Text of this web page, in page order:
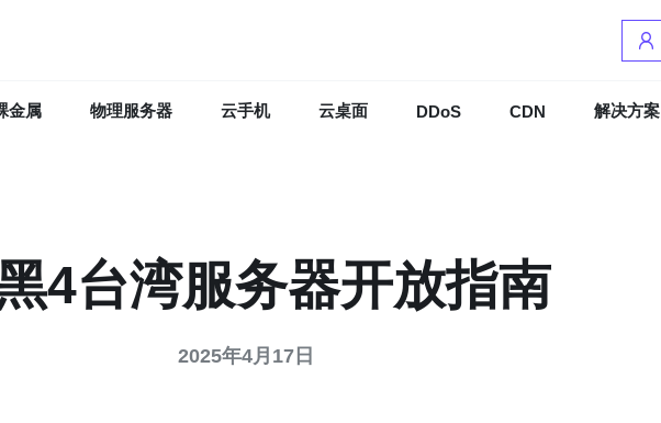
金属 物理服务器 云手机 云桌面 DDoS CDN 解决方案
4台湾服务器开放指南
2025年4月17日